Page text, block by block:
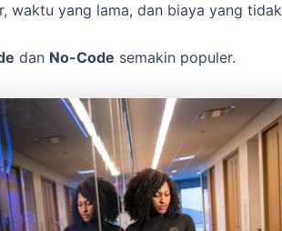
waktu yang lama, dan biaya yang tidak
dan No-Code semakin populer.